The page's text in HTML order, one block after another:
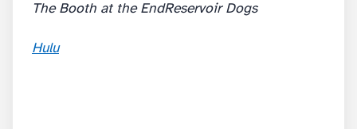
The Booth at the EndReservoir Dogs
Hulu